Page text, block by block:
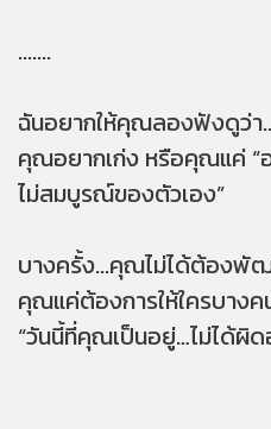
.......
ฉันอยากให้คุณลองฟังดูว่า
คุณอยากเก่ง หรือคุณแค่
ไม่สมบูรณ์ของตัวเอง”
บางครั้ง...คุณไม่ได้ต้องพั
คุณแค่ต้องการให้ใครบาง
“วันนี้ที่คุณเป็นอยู่…ไม่ได้ผิด